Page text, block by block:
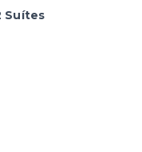
Suítes